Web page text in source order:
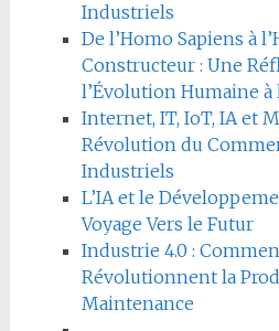
Industriels
De l’Homo Sapiens à
Constructeur : Une
l’Évolution Humaine à
Internet, IT, IoT, IA et
Révolution du
Industriels
L’IA et le
Voyage Vers le Futur
Industrie 4.0 :
Révolutionnent la
Maintenance